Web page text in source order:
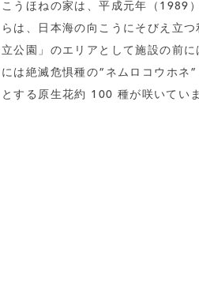
こうほねの家は、平成元年（1989
らは、日本海の向こうにそびえ立
立公園」のエリアとして施設の前
には絶滅危惧種の“ネムロコウホネ
とする原生花約 100 種が咲いてい